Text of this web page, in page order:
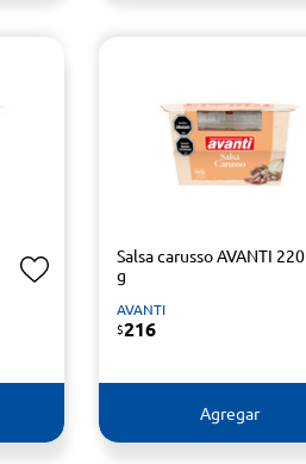
Salsa carusso AVANTI 220
g
AVANTI
$216
Agregar